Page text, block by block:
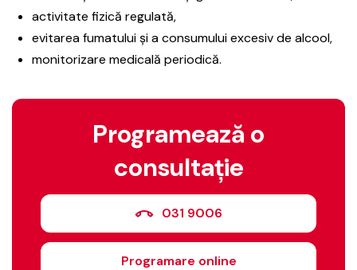
activitate fizică regulată,
evitarea fumatului și a consumului excesiv de alcool,
monitorizare medicală periodică.
Programează o
consultație
031 9006
Programare online